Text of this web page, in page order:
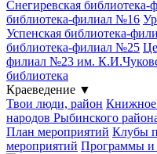
Снегиревская
библиотека-филиал №16
Успенская библиотека-
библиотека-филиал №25
филиал №23 им.
библиотека
Краеведение ▼
Твои люди, район Книжное
народов Рыбинского
План мероприятий Клубы
мероприятий Программы и